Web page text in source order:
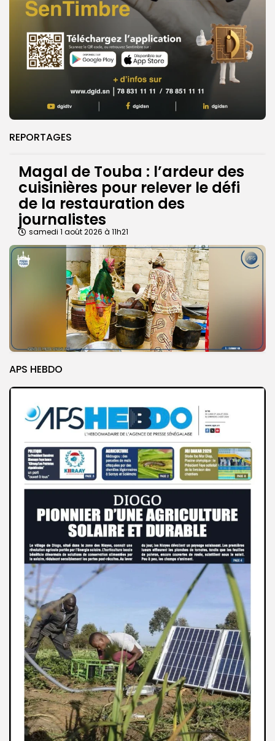
REPORTAGES
Magal de Touba : l’ardeur des
cuisinières pour relever le défi
de la restauration des
journalistes
samedi 1 août 2026 à 11h21
APS HEBDO